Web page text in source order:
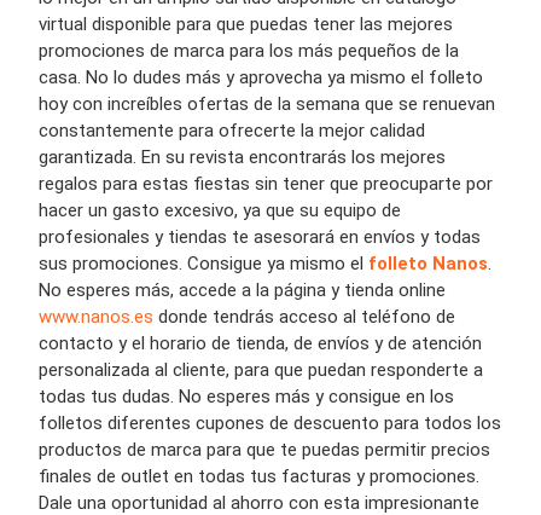
virtual disponible para que puedas tener las mejores
promociones de marca para los más pequeños de la
casa. No lo dudes más y aprovecha ya mismo el folleto
hoy con increíbles ofertas de la semana que se renuevan
constantemente para ofrecerte la mejor calidad
garantizada. En su revista encontrarás los mejores
regalos para estas fiestas sin tener que preocuparte por
hacer un gasto excesivo, ya que su equipo de
profesionales y tiendas te asesorará en envíos y todas
sus promociones. Consigue ya mismo el folleto Nanos.
No esperes más, accede a la página y tienda online
www.nanos.es donde tendrás acceso al teléfono de
contacto y el horario de tienda, de envíos y de atención
personalizada al cliente, para que puedan responderte a
todas tus dudas. No esperes más y consigue en los
folletos diferentes cupones de descuento para todos los
productos de marca para que te puedas permitir precios
finales de outlet en todas tus facturas y promociones.
Dale una oportunidad al ahorro con esta impresionante